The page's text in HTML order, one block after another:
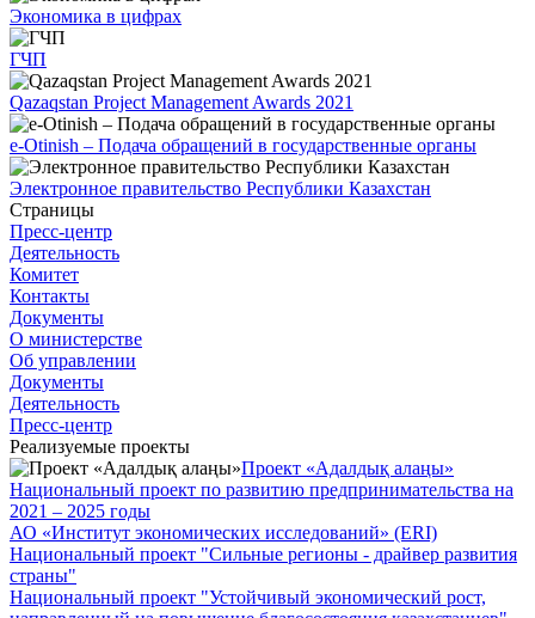
Экономика в цифрах
ГЧП
Qazaqstan Project Management Awards 2021
e-Otinish – Подача обращений в государственные органы
Электронное правительство Республики Казахстан
Страницы
Пресс-центр
Деятельность
Комитет
Контакты
Документы
О министерстве
Об управлении
Документы
Деятельность
Пресс-центр
Реализуемые проекты
Проект «Адалдық алаңы»
Национальный проект по развитию предпринимательства на
2021 – 2025 годы
АО «Институт экономических исследований» (ERI)
Национальный проект "Сильные регионы - драйвер развития
страны"
Национальный проект "Устойчивый экономический рост,